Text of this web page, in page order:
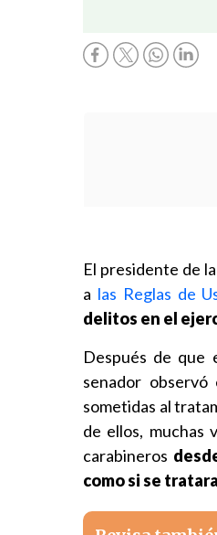
El presidente de
a las Reglas de
delitos en el
Después de que
senador observó
sometidas al
de ellos, muchas
carabineros
como si se